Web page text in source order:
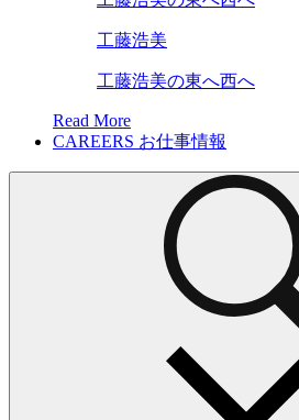
工藤浩美
工藤浩美の東へ西へ
Read More
CAREERS お仕事情報